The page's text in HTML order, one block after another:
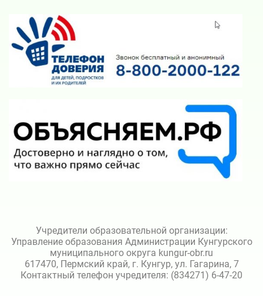
Учредители образовательной организации:
Управление образования Администрации Кунгурского
муниципального округа kungur-obr.ru
617470, Пермский край, г. Кунгур, ул. Гагарина, 7
Контактный телефон учредителя: (834271) 6-47-20